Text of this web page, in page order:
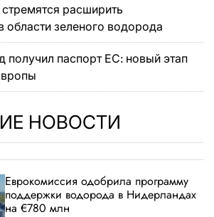
расширить
области зеленого водорода
получил паспорт ЕС: новый этап
НОВОСТИ
Еврокомиссия одобрила программу
поддержки водорода в Нидерландах
на €780 млн